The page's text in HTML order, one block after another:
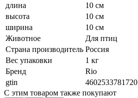
длина
10 см
высота
10 см
ширина
10 см
Животное
Для птиц
Страна производитель Россия
Вес упаковки
1 кг
Бренд
Rio
gtin
4602533781720
С этим товаром также покупают